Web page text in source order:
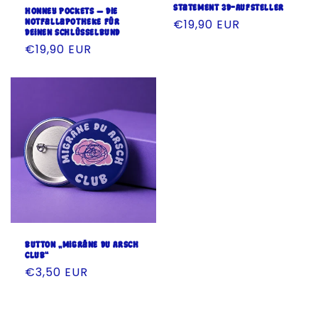
Honney Pockets — die
Notfallapotheke für
deinen Schlüsselbund
Normaler
€19,90 EUR
Statement 3D-Aufsteller
Normaler
€19,90 EUR
Button „Migräne du Arsch
Club“
Normaler
€3,50 EUR